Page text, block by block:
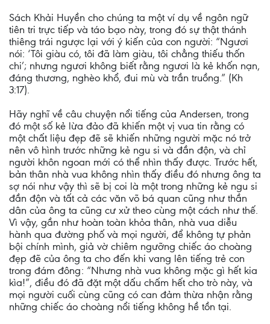
Sách Khải Huyền cho chúng ta một ví dụ về ngôn ngữ
tiên tri trực tiếp và táo bạo này, trong đó sự thật thánh
thiêng trái ngược lại với ý kiến của con người: “Ngươi
nói: ‘Tôi giàu có, tôi đã làm giàu, tôi chẳng thiếu thốn
chi’; nhưng ngươi không biết rằng ngươi là kẻ khốn nạn,
đáng thương, nghèo khổ, đui mù và trần truồng.” (Kh
3:17).
Hãy nghĩ về câu chuyện nổi tiếng của Andersen, trong
đó một số kẻ lừa đảo đã khiến một vị vua tin rằng có
một chất liệu đẹp đẽ sẽ khiến những người mặc nó trở
nên vô hình trước những kẻ ngu si và đần độn, và chỉ
người khôn ngoan mới có thể nhìn thấy được. Trước hết,
bản thân nhà vua không nhìn thấy điều đó nhưng ông ta
sợ nói như vậy thì sẽ bị coi là một trong những kẻ ngu si
đần độn và tất cả các văn võ bá quan cũng như thần
dân của ông ta cũng cư xử theo cùng một cách như thế.
Vì vậy, gần như hoàn toàn khỏa thân, nhà vua diễu
hành qua đường phố và mọi người, để không tự phản
bội chính mình, giả vờ chiêm ngưỡng chiếc áo choàng
đẹp đẽ của ông ta cho đến khi vang lên tiếng trẻ con
trong đám đông: “Nhưng nhà vua không mặc gì hết kia
kìa!”, điều đó đã đặt một dấu chấm hết cho trò này, và
mọi người cuối cùng cũng có can đảm thừa nhận rằng
những chiếc áo choàng nổi tiếng không hề tồn tại.